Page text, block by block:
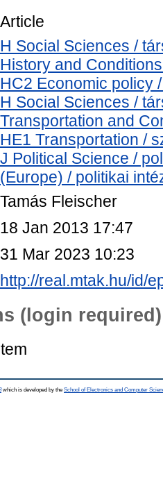
Article
H Social Sciences /
History and
HC2 Economic policy
H Social Sciences /
Transportation and
HE1 Transportation /
J Political Science /
(Europe) / politikai
Tamás Fleischer
18 Jan 2013 17:47
31 Mar 2023 10:23
http://real.mtak.hu/id/
(login required)
which is developed by the School of Electronics and Computer